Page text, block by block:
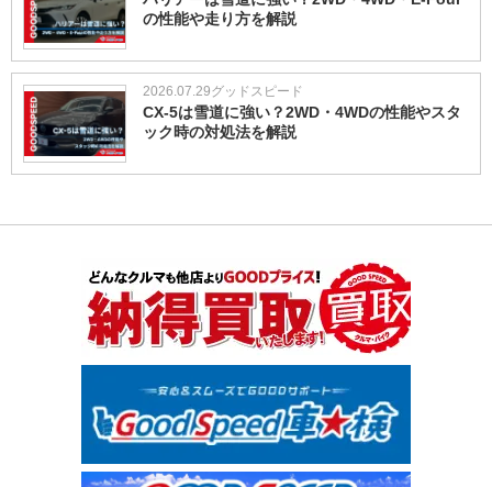
の性能や走り方を解説
2026.07.29グッドスピード
CX-5は雪道に強い？2WD・4WDの性能やスタ
ック時の対処法を解説